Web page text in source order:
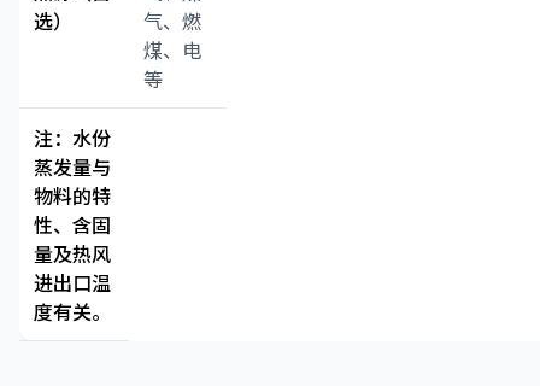
选）
气、燃
煤、电
等
注：水份
蒸发量与
物料的特
性、含固
量及热风
进出口温
度有关。